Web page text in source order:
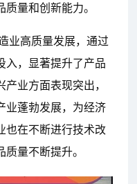
量和创新能力。
业高质量发展，通过
入，显著提升了产品
业方面表现突出，
业蓬勃发展，为经济
也在不断进行技术改
量不断提升。